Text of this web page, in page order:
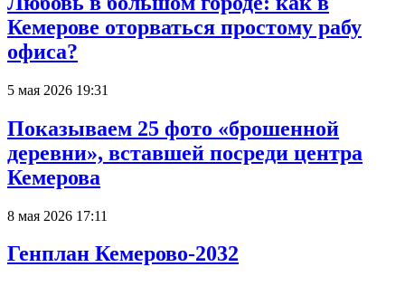
Кемерове оторваться простому рабу
офиса?
5 мая 2026 19:31
Показываем 25 фото «брошенной
деревни», вставшей посреди центра
Кемерова
8 мая 2026 17:11
Генплан Кемерово-2032